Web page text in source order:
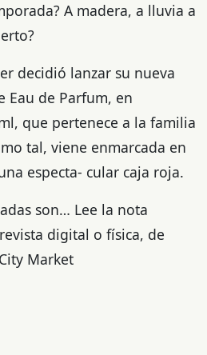
A madera, a lluvia a
decidió lanzar su nueva
Eau de Parfum, en
que pertenece a la familia
tal, viene enmarcada en
especta- cular caja roja.
son… Lee la nota
digital o física, de
Market